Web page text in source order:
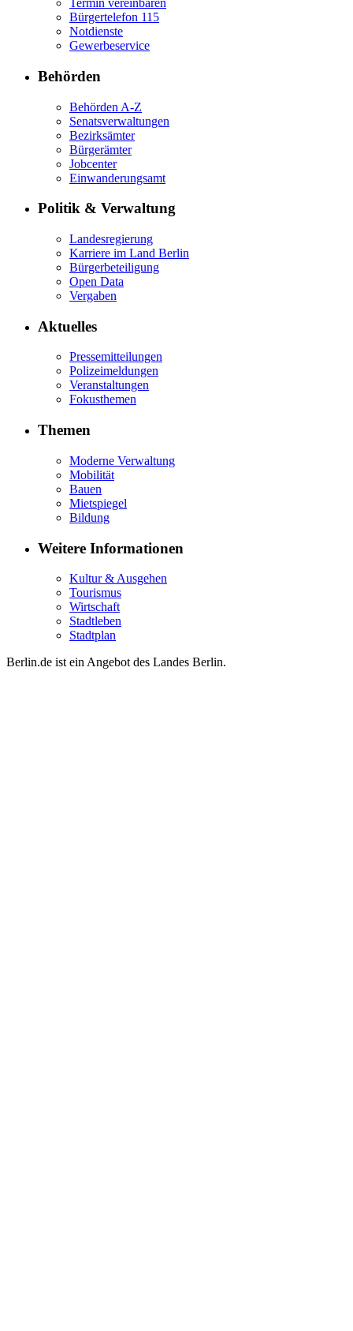
Termin vereinbaren
Bürgertelefon 115
Notdienste
Gewerbeservice
Behörden
Behörden A-Z
Senatsverwaltungen
Bezirksämter
Bürgerämter
Jobcenter
Einwanderungsamt
Politik & Verwaltung
Landesregierung
Karriere im Land Berlin
Bürgerbeteiligung
Open Data
Vergaben
Aktuelles
Pressemitteilungen
Polizeimeldungen
Veranstaltungen
Fokusthemen
Themen
Moderne Verwaltung
Mobilität
Bauen
Mietspiegel
Bildung
Weitere Informationen
Kultur & Ausgehen
Tourismus
Wirtschaft
Stadtleben
Stadtplan
Berlin.de ist ein Angebot des Landes Berlin.